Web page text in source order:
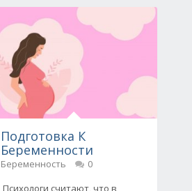
Подготовка К
Беременности
Беременность
0
Психологи считают, что в